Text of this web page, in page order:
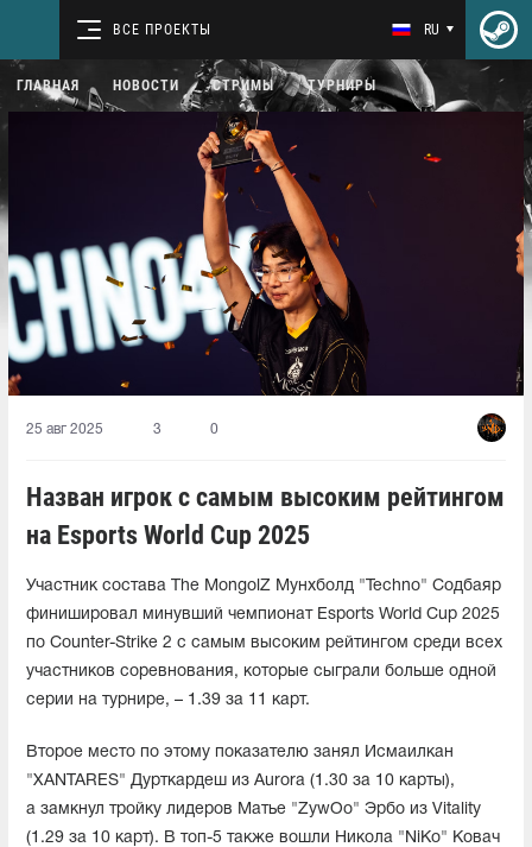
ВСЕ ПРОЕКТЫ RU
ГЛАВНАЯ НОВОСТИ СТРИМЫ ТУРНИРЫ
25 авг 2025 3 0
Назван игрок с самым высоким рейтингом
на Esports World Cup 2025
Участник состава The MongolZ Мунхболд "Techno" Содбаяр
финишировал минувший чемпионат Esports World Cup 2025
по Counter-Strike 2 с самым высоким рейтингом среди всех
участников соревнования, которые сыграли больше одной
серии на турнире, – 1.39 за 11 карт.
Второе место по этому показателю занял Исмаилкан
"XANTARES" Дурткардеш из Aurora (1.30 за 10 карты),
а замкнул тройку лидеров Матье "ZywOo" Эрбо из Vitality
(1.29 за 10 карт). В топ-5 также вошли Никола "NiKo" Ковач